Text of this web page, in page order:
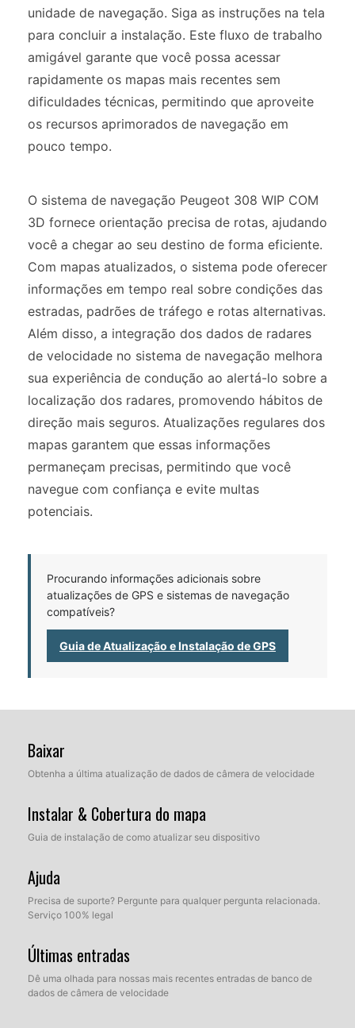
unidade de navegação. Siga as instruções na tela
para concluir a instalação. Este fluxo de trabalho
amigável garante que você possa acessar
rapidamente os mapas mais recentes sem
dificuldades técnicas, permitindo que aproveite
os recursos aprimorados de navegação em
pouco tempo.
O sistema de navegação Peugeot 308 WIP COM
3D fornece orientação precisa de rotas, ajudando
você a chegar ao seu destino de forma eficiente.
Com mapas atualizados, o sistema pode oferecer
informações em tempo real sobre condições das
estradas, padrões de tráfego e rotas alternativas.
Além disso, a integração dos dados de radares
de velocidade no sistema de navegação melhora
sua experiência de condução ao alertá-lo sobre a
localização dos radares, promovendo hábitos de
direção mais seguros. Atualizações regulares dos
mapas garantem que essas informações
permaneçam precisas, permitindo que você
navegue com confiança e evite multas
potenciais.
Procurando informações adicionais sobre
atualizações de GPS e sistemas de navegação
compatíveis?
Guia de Atualização e Instalação de GPS
Baixar
Obtenha a última atualização de dados de câmera de velocidade
Instalar & Cobertura do mapa
Guia de instalação de como atualizar seu dispositivo
Ajuda
Precisa de suporte? Pergunte para qualquer pergunta relacionada.
Serviço 100% legal
Últimas entradas
Dê uma olhada para nossas mais recentes entradas de banco de
dados de câmera de velocidade